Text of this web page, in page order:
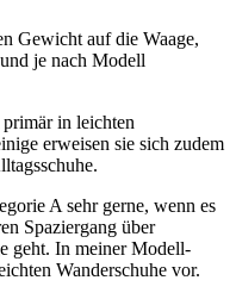
Gewicht auf die Waage,
je nach Modell
in leichten
erweisen sie sich zudem
A sehr gerne, wenn es
Spaziergang über
geht. In meiner Modell-
Wanderschuhe vor.